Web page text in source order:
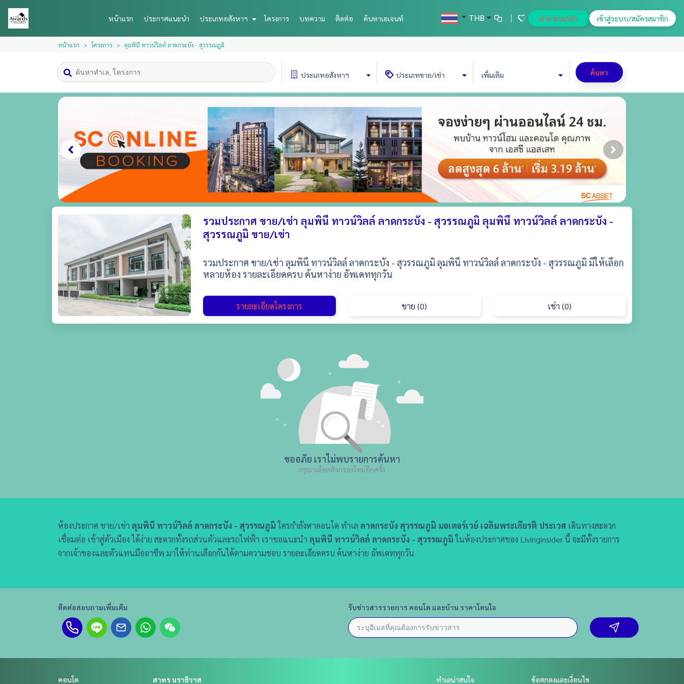
หน้าแรก ประกาศแนะนำ ประเภทอสังหาฯ โครงการ บทความ ติดต่อ ค้นหาเอเจนท์ THB ฝาก ขาย/เช่า เข้าสู่ระบบ/สมัครสมาชิก
หน้าแรก โครงการ ลุมพินี ทาวน์วิลล์ ลาดกระบัง - สุวรรณภูมิ
ประเภทอสังหาฯ ประเภทขาย/เช่า เพิ่มเติม ค้นหา
รวมประกาศ ขาย/เช่า ลุมพินี ทาวน์วิลล์ ลาดกระบัง - สุวรรณภูมิ ลุมพินี ทาวน์วิลล์ ลาดกระบัง -
สุวรรณภูมิ ขาย/เช่า
รวมประกาศ ขาย/เช่า ลุมพินี ทาวน์วิลล์ ลาดกระบัง - สุวรรณภูมิ ลุมพินี ทาวน์วิลล์ ลาดกระบัง - สุวรรณภูมิ มีให้เลือก
หลายห้อง รายละเอียดครบ ค้นหาง่าย อัพเดททุกวัน
รายละเอียดโครงการ ขาย (0) เช่า (0)
ขออภัย เราไม่พบรายการค้นหา
กรุณาเลือกตัวกรองใหม่อีกครั้ง
ห้องประกาศ ขาย/เช่า ลุมพินี ทาวน์วิลล์ ลาดกระบัง - สุวรรณภูมิใครกำลังหาคอนโด ทำเล ลาดกระบัง สุวรรณภูมิ มอเตอร์เวย์ เฉลิมพระเกียรติ ประเวศ เดินทางสะดวก
เชื่อมต่อ เข้าสู่ตัวเมือง ได้ง่าย สะดวกทั้งรถส่วนตัวและรถไฟฟ้า เราขอแนะนำ ลุมพินี ทาวน์วิลล์ ลาดกระบัง - สุวรรณภูมิในห้องประกาศของ Livinginsider นี้ จะมีทั้งรายการ
จากเจ้าของและตัวแทนมืออาชีพ มาให้ท่านเลือกกันได้ตามความชอบ รายละเอียดครบ ค้นหาง่าย อัพเดททุกวัน
ติดต่อสอบถามเพิ่มเติม รับข่าวสารรายการ คอนโด และบ้าน ราคาโดนใจ
คอนโด สาทร นราธิวาส ทำเลน่าสนใจ ข้อตกลงและเงื่อนไข